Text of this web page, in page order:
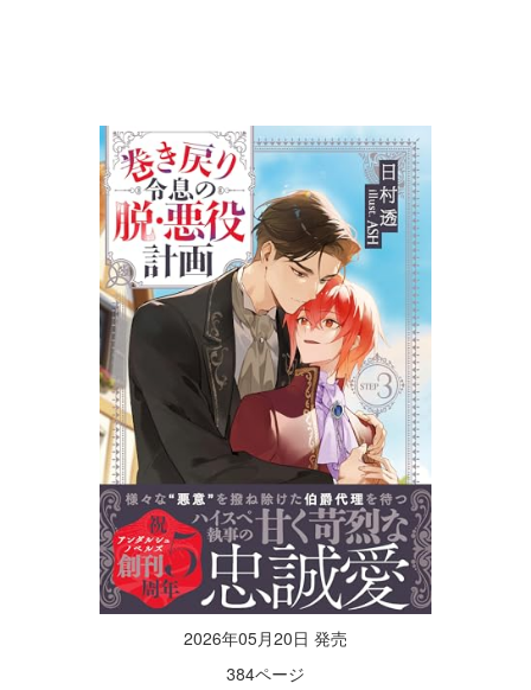
2026年05月20日 発売
384ページ